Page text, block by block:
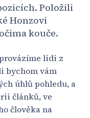
Položili
Honzovi
kouče.
lidi z
bychom vám
úhlů pohledu, a
článků, ve
člověka na